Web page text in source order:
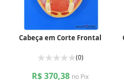
Cabeça em Corte Frontal
(0)
R$ 370,38 no Pix